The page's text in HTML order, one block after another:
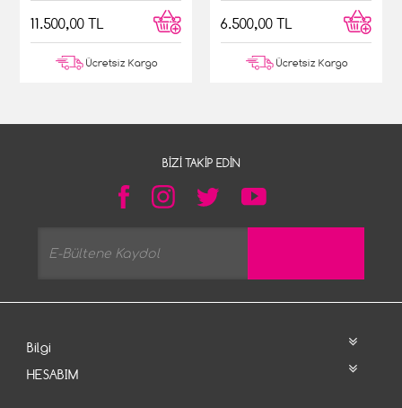
11.500,00 TL
Ücretsiz Kargo
6.500,00 TL
Ücretsiz Kargo
BIZI TAKIP EDIN
Bilgi
HESABIM